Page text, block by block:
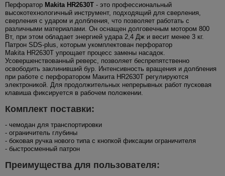
Перфоратор Makita HR2630T - это профессиональный
высокотехнологичный инструмент, подходящий для сверления,
сверления с ударом и долбления, что позволяет работать с
различными материалами. Он оснащен долговечным мотором 800
Вт, при этом обладает энергией удара 2,4 Дж и весит менее 3 кг.
Патрон SDS-plus, которым укомплектован перфоратор
Makita HR2630T упрощает процесс замены насадок.
Усовершенствованный реверс, позволяет беспрепятственно
освободить заклинивший бур. Интенсивность вращения и долбления
при работе с перфоратором Макита HR2630T регулируются
электроникой. Для продолжительных непрерывных работ пусковая
клавиша фиксируется в рабочем положении.
Комплект поставки:
- чемодан для транспортировки
- ограничитель глубины
- боковая ручка нового типа с кнопкой фиксации ограничителя
- быстросменный патрон
Преимущества для пользователя: